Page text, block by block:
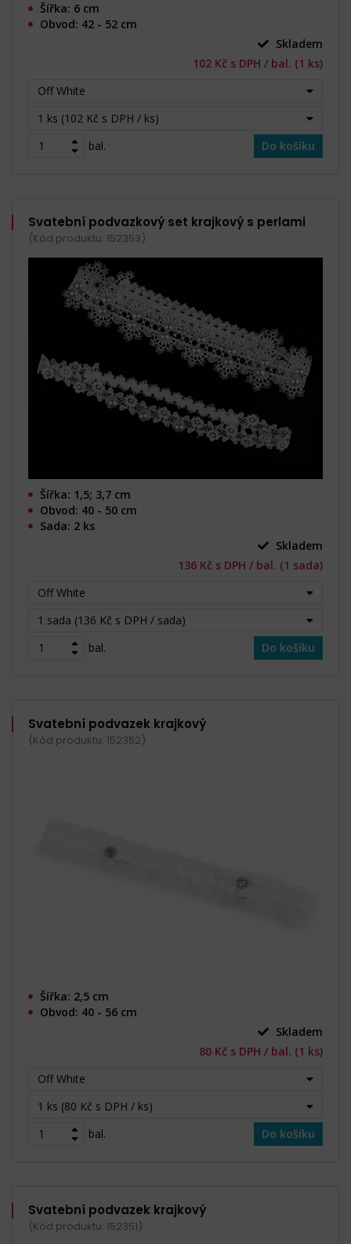
Šířka: 6 cm
Obvod: 42 - 52 cm
Skladem
102 Kč s DPH / bal. (1 ks)
Off White
1 ks (102 Kč s DPH / ks)
bal.
Do košíku
Svatební podvazkový set krajkový s perlami
(Kód produktu: 152353)
Šířka: 1,5; 3,7 cm
Obvod: 40 - 50 cm
Sada: 2 ks
Skladem
136 Kč s DPH / bal. (1 sada)
Off White
1 sada (136 Kč s DPH / sada)
bal.
Do košíku
Svatební podvazek krajkový
(Kód produktu: 152352)
Šířka: 2,5 cm
Obvod: 40 - 56 cm
Skladem
80 Kč s DPH / bal. (1 ks)
Off White
1 ks (80 Kč s DPH / ks)
bal.
Do košíku
Svatební podvazek krajkový
(Kód produktu: 152351)